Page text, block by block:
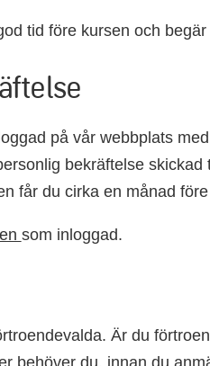
tid före kursen och
på vår webbplats
bekräftelse skickad
får du cirka en månad
som inloggad.
Är du
behöver du, innan du